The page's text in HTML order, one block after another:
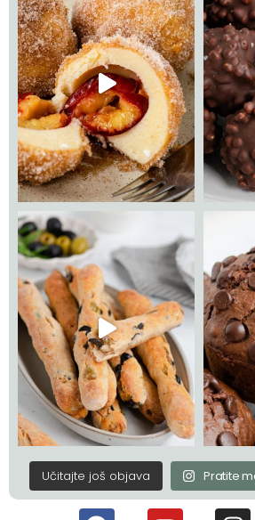
Učitajte još objava Pratite